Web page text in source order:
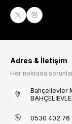
Adres & İletişim
Her noktada
Bahçelievler
0530 402 76